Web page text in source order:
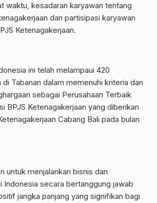
waktu, kesadaran karyawan tentang
dan partisipasi karyawan
Ketenagakerjaan.
ini telah melampaui 420
di Tabanan dalam memenuhi kriteria dan
sebagai Perusahaan Terbaik
BPJS Ketenagakerjaan yang diberikan
Cabang Bali pada bulan
untuk menjalankan bisnis dan
Indonesia secara bertanggung jawab
jangka panjang yang signifikan bagi